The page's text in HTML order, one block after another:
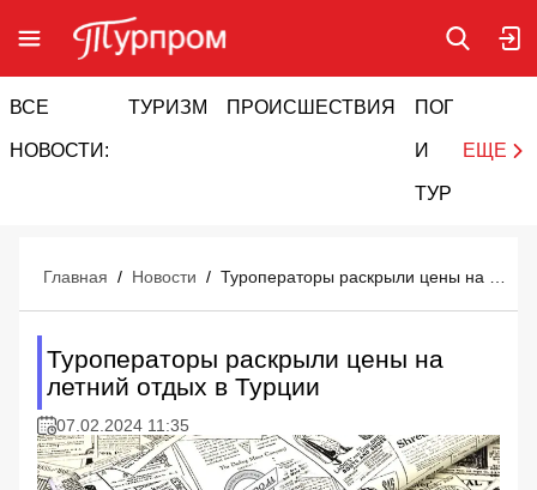
ВСЕ
НОВОСТИ:
ТУРИЗМ ПРОИСШЕСТВИЯ ПОГОДА
И
ТУРИЗМ
ЕЩЕ
Главная / Новости /
Туроператоры раскрыли цены на
летний отдых в Турции
07.02.2024 11:35